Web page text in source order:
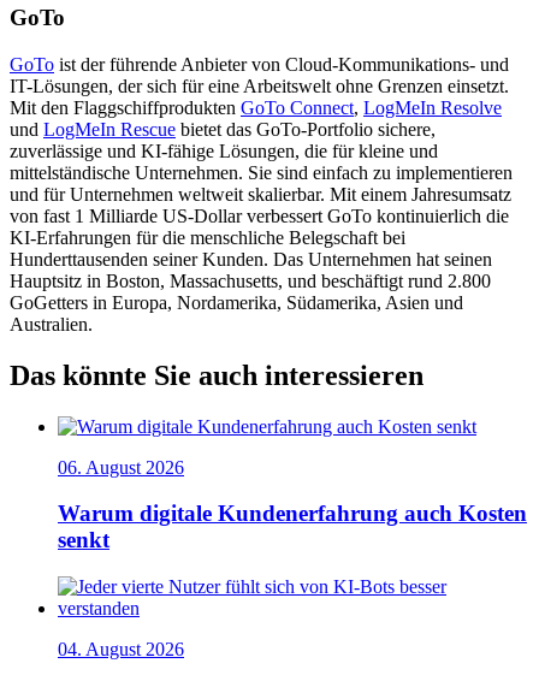
GoTo
GoTo ist der führende Anbieter von Cloud-Kommunikations- und
IT-Lösungen, der sich für eine Arbeitswelt ohne Grenzen einsetzt.
Mit den Flaggschiffprodukten GoTo Connect, LogMeIn Resolve
und LogMeIn Rescue bietet das GoTo-Portfolio sichere,
zuverlässige und KI-fähige Lösungen, die für kleine und
mittelständische Unternehmen. Sie sind einfach zu implementieren
und für Unternehmen weltweit skalierbar. Mit einem Jahresumsatz
von fast 1 Milliarde US-Dollar verbessert GoTo kontinuierlich die
KI-Erfahrungen für die menschliche Belegschaft bei
Hunderttausenden seiner Kunden. Das Unternehmen hat seinen
Hauptsitz in Boston, Massachusetts, und beschäftigt rund 2.800
GoGetters in Europa, Nordamerika, Südamerika, Asien und
Australien.
Das könnte Sie auch interessieren
06. August 2026
Warum digitale Kundenerfahrung auch Kosten
senkt
04. August 2026